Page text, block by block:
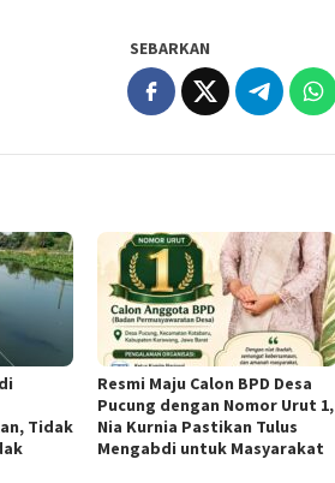
SEBARKAN
Tidak
Resmi Maju Calon BPD Desa
Pucung dengan Nomor Urut 1,
Nia Kurnia Pastikan Tulus
Mengabdi untuk Masyarakat